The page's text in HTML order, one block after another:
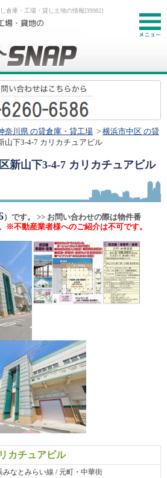
倉庫・工場・貸し土地の情報[39982]
奈川県 の貸倉庫・貸工場 > 横浜市中区 の貸
山下3-4-7 カリカチュアビル
新山下3-4-7 カリカチュアビル
）です。 >> お問い合わせの際は物件番
※不動産業者様へのご紹介は不可です。
カチュアビル
みなとみらい線 / 元町・中華街